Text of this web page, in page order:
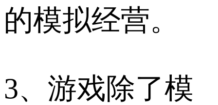
的模拟经营。
3、游戏除了模